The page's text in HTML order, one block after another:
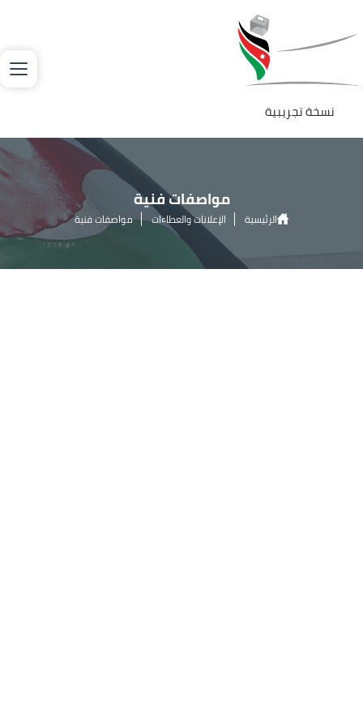
تجاوز إلى المحتوى الرئيسي
نسخة تجريبية
مواصفات فنية
الرئيسية الإعلانات والعطاءات مواصفات فنية